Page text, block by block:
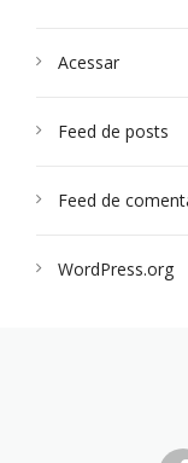
Acessar
Feed de posts
Feed de
WordPress.org